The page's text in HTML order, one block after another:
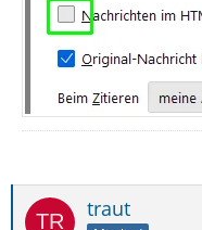
traut